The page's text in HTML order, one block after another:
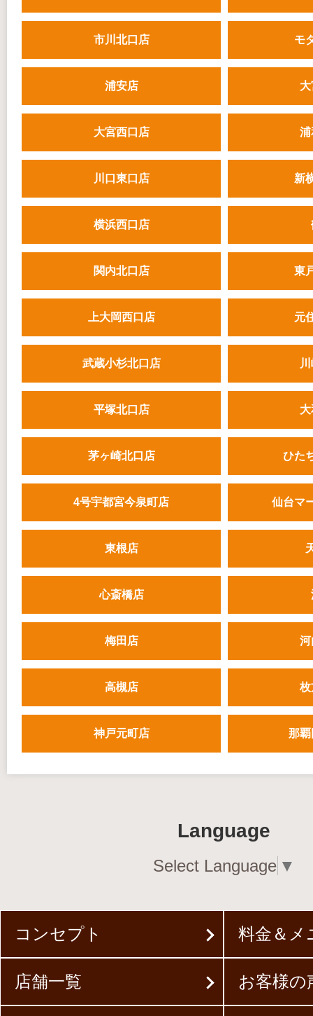
市川北口店 モ
浦安店
大宮西口店 浦
川口東口店 新
横浜西口店
関内北口店 東
上大岡西口店 元
武蔵小杉北口店
平塚北口店
茅ヶ崎北口店 ひた
4号宇都宮今泉町店 仙台マ
東根店
心斎橋店
梅田店 河
高槻店 枚
神戸元町店 那
Language
Select Language ▼
コンセプト 料金＆メ
店舗一覧 お客様の